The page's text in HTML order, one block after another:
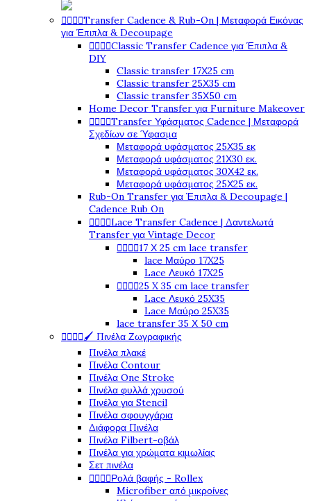
Transfer Cadence & Rub-On | Μεταφορά Εικόνας
για Έπιπλα & Decoupage
Classic Transfer Cadence για Έπιπλα &
DIY
Classic transfer 17Χ25 cm
Classic transfer 25Χ35 cm
Classic transfer 35Χ50 cm
Home Decor Transfer για Furniture Makeover
Transfer Υφάσματος Cadence | Μεταφορά
Σχεδίων σε Ύφασμα
Μεταφορά υφάσματος 25Χ35 εκ
Μεταφορά υφάσματος 21Χ30 εκ.
Μεταφορά υφάσματος 30Χ42 εκ.
Μεταφορά υφάσματος 25Χ25 εκ.
Rub-On Transfer για Έπιπλα & Decoupage |
Cadence Rub On
Lace Transfer Cadence | Δαντελωτά
Transfer για Vintage Decor
17 Χ 25 cm lace transfer
lace Μαύρο 17X25
Lace Λευκό 17X25
25 X 35 cm lace transfer
Lace Λευκό 25X35
Lace Μαύρο 25X35
lace transfer 35 Χ 50 cm
🖌️ Πινέλα Ζωγραφικής
Πινέλα πλακέ
Πινέλα Contour
Πινέλα One Stroke
Πινέλα φυλλά χρυσού
Πινέλα για Stencil
Πινέλα σφουγγάρια
Διάφορα Πινέλα
Πινέλα Filbert-οβάλ
Πινέλα για χρώματα κιμωλίας
Σετ πινέλα
Ρολά βαφής - Rollex
Microfiber από μικροίνες